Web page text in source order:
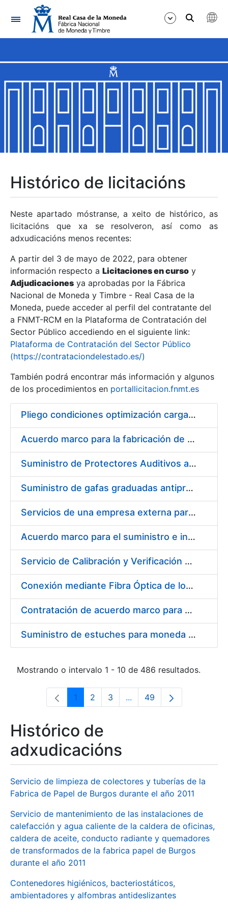
Navegación
Mostrar/Ocultar
Mostrar/Ocultar
Mostrar/Ocultar
Mostrar/Ocultar
Mostrar/Ocultar
Mostrar/Ocultar
Mostrar/Ocultar
Histórico de licitacións
Neste apartado móstranse, a xeito de histórico, as
licitacións que xa se resolveron, así como as
adxudicacións menos recentes:
A partir del 3 de mayo de 2022, para obtener
información respecto a Licitaciones en curso y
Adjudicaciones ya aprobadas por la Fábrica
Nacional de Moneda y Timbre - Real Casa de la
Moneda, puede acceder al perfil del contratante del
a FNMT-RCM en la Plataforma de Contratación del
Sector Público accediendo en el siguiente link:
Plataforma de Contratación del Sector Público
(https://contrataciondelestado.es/)
También podrá encontrar más información y algunos
de los procedimientos en portallicitacion.fnmt.es
Pliego condiciones optimización cargas compras firmado
Acuerdo marco para la fabricación de piezas
Suministro de Protectores Auditivos a medida para las personas trabajadoras de los Centros de Trabajo de Madrid y Burgos
Suministro de gafas graduadas antiproyecciones para los trabajadores de la FNMT-RCM en los centros de trabajo de Madrid y Burgos
Servicios de una empresa externa para el asesoramiento y resolución de los recursos de alzada que se presentan relacionados con procesos de selección para la FNMT-RCM
Acuerdo marco para el suministro e instalación de persianas, estores y otros complementos
Servicio de Calibración y Verificación Externa de los Equipos de Medición del Servicio de Prevención de la FNMT-RCM
Conexión mediante Fibra Óptica de los Centros de Proceso de Datos (CPDs) de las sedes de la FNMT-RCM de Burgos y Madrid
Contratación de acuerdo marco para el Suministro de Material de Electricidad para la Fábrica Nacional de Moneda y Timbre-Real Casa de la Moneda en su centro de trabajo de Burgos
Suministro de estuches para moneda de 30 €
Mostrando o intervalo 1 - 10 de 486 resultados.
Páxina
1 Páxina
2 Páxina
3 ...Páxinas intermedias Use
Páxina
49
Histórico de
adxudicacións
Servicio de limpieza de colectores y tuberías de la
Fabrica de Papel de Burgos durante el año 2011
Servicio de mantenimiento de las instalaciones de
calefacción y agua caliente de la caldera de oficinas,
caldera de aceite, conducto radiante y quemadores
de transformados de la fabrica papel de Burgos
durante el año 2011
Contenedores higiénicos, bacteriostáticos,
ambientadores y alfombras antideslizantes